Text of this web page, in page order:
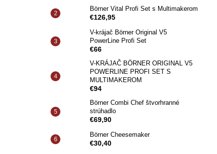
Börner Vital Profi Set s Multimakerom
€126,95
V-krájač Börner Original V5
PowerLine Profi Set
€66
V-KRÁJAČ BÖRNER ORIGINAL V5
POWERLINE PROFI SET S
MULTIMAKEROM
€94
Börner Combi Chef štvorhranné
strúhadlo
€69,90
Börner Cheesemaker
€30,40
€99,90